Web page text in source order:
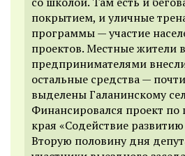
покрытием, и уличные
программы — участие
проектов. Местные жители
предпринимателями
остальные средства —
выделены Галанинскому
Финансировался проект
края «Содействие
Вторую половину дня